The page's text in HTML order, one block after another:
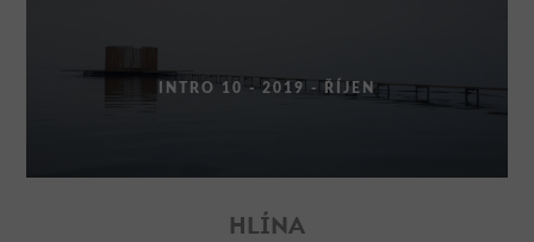
INTRO 10 - 2019 - ŘÍJEN
HLÍNA